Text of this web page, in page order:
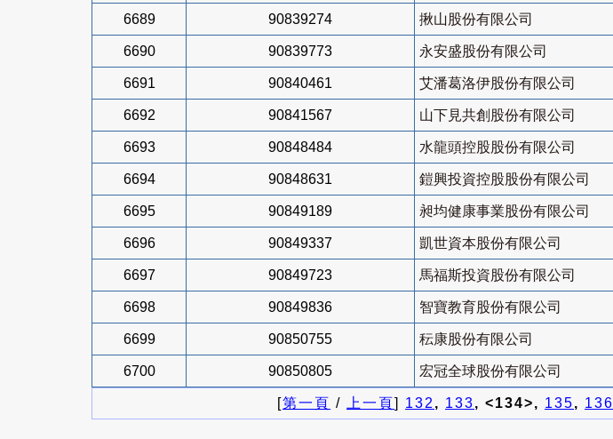
6689 90839274 揪山股份有限公司
6690 90839773 永安盛股份有限公司
6691 90840461 艾潘葛洛伊股份有限公司
6692 90841567 山下見共創股份有限公司
6693 90848484 水龍頭控股股份有限公司
6694 90848631 鎧興投資控股股份有限公司
6695 90849189 昶均健康事業股份有限公司
6696 90849337 凱世資本股份有限公司
6697 90849723 馬福斯投資股份有限公司
6698 90849836 智寶教育股份有限公司
6699 90850755 秐康股份有限公司
6700 90850805 宏冠全球股份有限公司
[第一頁 / 上一頁] 132, 133, <134>, 135, 136